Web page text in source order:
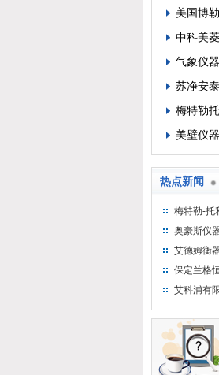
美国博
中科美菱
气象仪器
苏净安泰
梅特勒
美壁仪器
热点新闻
梅特勒-托
单
奥豪斯仪
价单
艾德姆衡
价单
保定兰格
艾科浦有